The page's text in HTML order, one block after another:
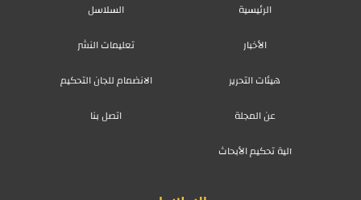
الرئيسية
السلاسل
الأخبار
تعليمات النشر
هيئات التحرير
الانضمام للجان التحكيم
عن المجلة
اتصل بنا
آلية تحكيم الأبحاث